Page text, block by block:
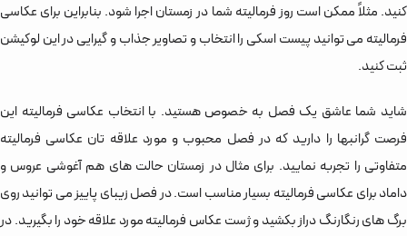
کنید. مثلاً ممکن است روز فرمالیته شما در زمستان اجرا شود. بنابراین برای عکاسی
فرمالیته می توانید پیست اسکی را انتخاب و تصاویر جذاب و گیرایی در این لوکیشن
ثبت کنید.
شاید شما عاشق یک فصل به خصوص هستید. با انتخاب عکاسی فرمالیته این
فرصت گرانبها را دارید که در فصل محبوب و مورد علاقه تان عکاسی فرمالیته
متفاوتی را تجربه نمایید. برای مثال در زمستان حالت های هم آغوشی عروس و
داماد برای عکاسی فرمالیته بسیار مناسب است. در فصل زیبای پاییز می توانید روی
برگ های رنگارنگ دراز بکشید و ژست عکاس فرمالیته مورد علاقه خود را بگیرید. در